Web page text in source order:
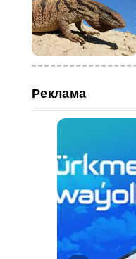
Реклама